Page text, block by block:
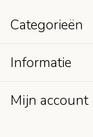
Categorieën
Informatie
Mijn account